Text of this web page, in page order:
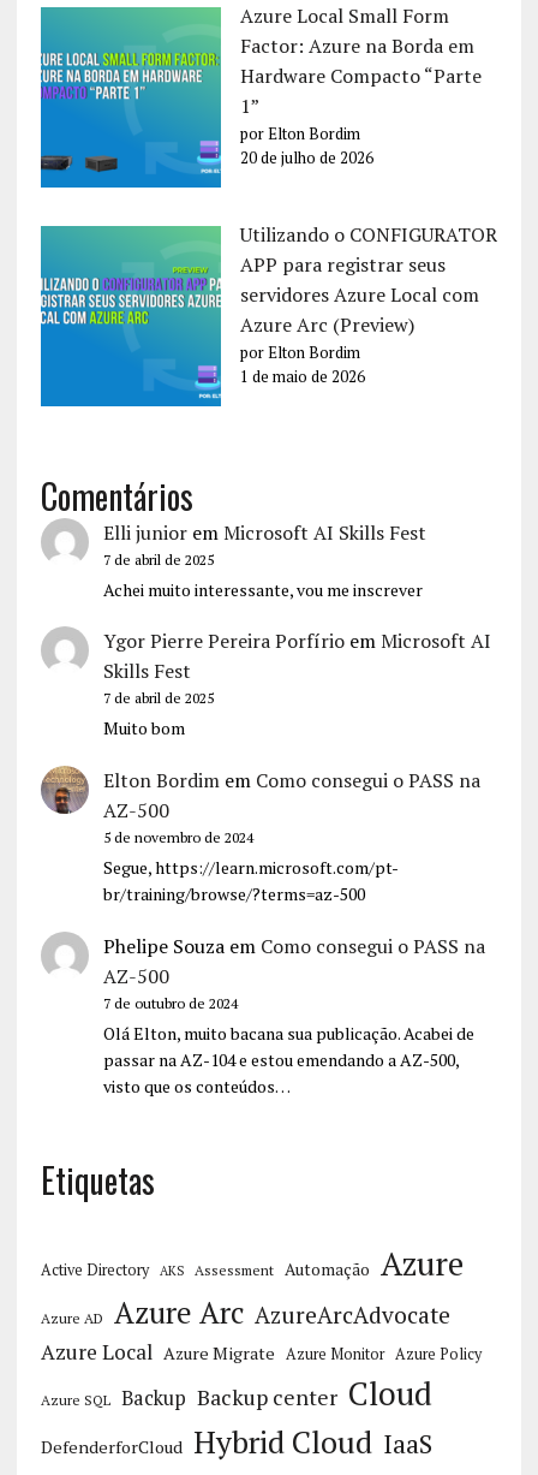
Azure Local Small Form
Factor: Azure na Borda em
Hardware Compacto “Parte
1”
por Elton Bordim
20 de julho de 2026
Utilizando o CONFIGURATOR
APP para registrar seus
servidores Azure Local com
Azure Arc (Preview)
por Elton Bordim
1 de maio de 2026
Comentários
Elli junioremMicrosoft AI Skills Fest
7 de abril de 2025
Achei muito interessante, vou me inscrever
Ygor Pierre Pereira PorfírioemMicrosoft AI
Skills Fest
7 de abril de 2025
Muito bom
Elton Bordimem Como consegui o PASS na
AZ-500
5 de novembro de 2024
Segue, https://learn.microsoft.com/pt-
br/training/browse/?terms=az-500
Phelipe Souzaem Como consegui o PASS na
AZ-500
7 de outubro de 2024
Olá Elton, muito bacana sua publicação. Acabei de
passar na AZ-104 e estou emendando a AZ-500,
visto que os conteúdos…
Etiquetas
Active Directory AKS Assessment Automação Azure
Azure AD Azure Arc AzureArcAdvocate
Azure Local Azure Migrate Azure Monitor Azure Policy
Azure SQL Backup Backup center Cloud
DefenderforCloud Hybrid Cloud IaaS